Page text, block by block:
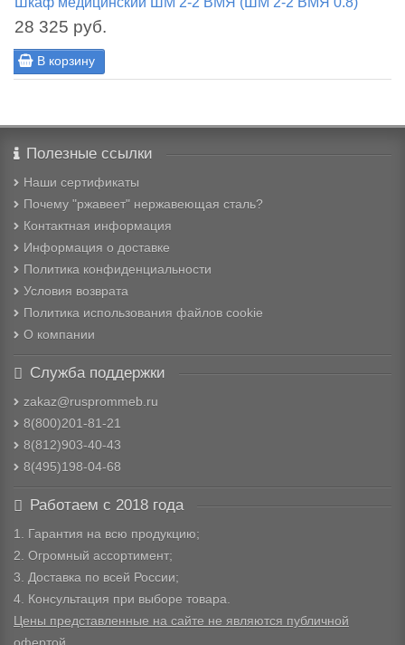
28 325 руб.
В корзину
Полезные ссылки
Наши сертификаты
Почему "ржавеет" нержавеющая сталь?
Контактная информация
Информация о доставке
Политика конфиденциальности
Условия возврата
Политика использования файлов cookie
О компании
Служба поддержки
zakaz@rusprommeb.ru
8(800)201-81-21
8(812)903-40-43
8(495)198-04-68
Работаем с 2018 года
1. Гарантия на всю продукцию;
2. Огромный ассортимент;
3. Доставка по всей России;
4. Консультация при выборе товара.
Цены представленные на сайте не являются публичной